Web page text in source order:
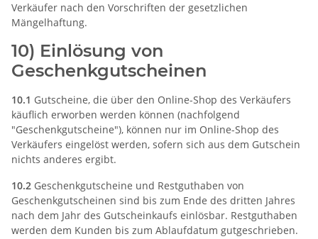
Verkäufer nach den Vorschriften der gesetzlichen
Mängelhaftung.
10) Einlösung von
Geschenkgutscheinen
10.1 Gutscheine, die über den Online-Shop des Verkäufers
käuflich erworben werden können (nachfolgend
"Geschenkgutscheine"), können nur im Online-Shop des
Verkäufers eingelöst werden, sofern sich aus dem Gutschein
nichts anderes ergibt.
10.2 Geschenkgutscheine und Restguthaben von
Geschenkgutscheinen sind bis zum Ende des dritten Jahres
nach dem Jahr des Gutscheinkaufs einlösbar. Restguthaben
werden dem Kunden bis zum Ablaufdatum gutgeschrieben.